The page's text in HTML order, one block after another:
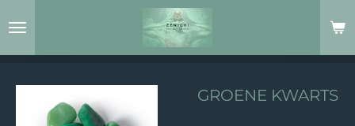
direct
hoofdinhoud
GROENE KWARTS